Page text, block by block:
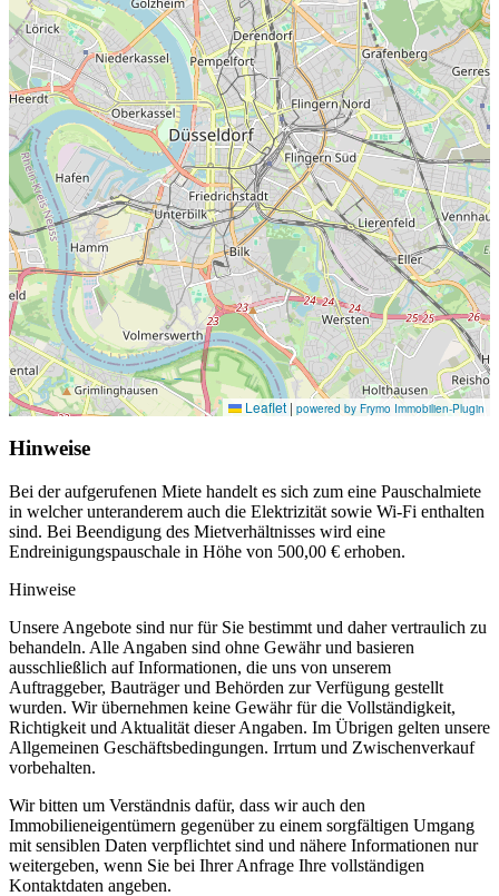
Leaflet | powered by Frymo Immobilien-Plugin
Hinweise
Bei der aufgerufenen Miete handelt es sich zum eine Pauschalmiete
in welcher unteranderem auch die Elektrizität sowie Wi-Fi enthalten
sind. Bei Beendigung des Mietverhältnisses wird eine
Endreinigungspauschale in Höhe von 500,00 € erhoben.
Hinweise
Unsere Angebote sind nur für Sie bestimmt und daher vertraulich zu
behandeln. Alle Angaben sind ohne Gewähr und basieren
ausschließlich auf Informationen, die uns von unserem
Auftraggeber, Bauträger und Behörden zur Verfügung gestellt
wurden. Wir übernehmen keine Gewähr für die Vollständigkeit,
Richtigkeit und Aktualität dieser Angaben. Im Übrigen gelten unsere
Allgemeinen Geschäftsbedingungen. Irrtum und Zwischenverkauf
vorbehalten.
Wir bitten um Verständnis dafür, dass wir auch den
Immobilieneigentümern gegenüber zu einem sorgfältigen Umgang
mit sensiblen Daten verpflichtet sind und nähere Informationen nur
weitergeben, wenn Sie bei Ihrer Anfrage Ihre vollständigen
Kontaktdaten angeben.